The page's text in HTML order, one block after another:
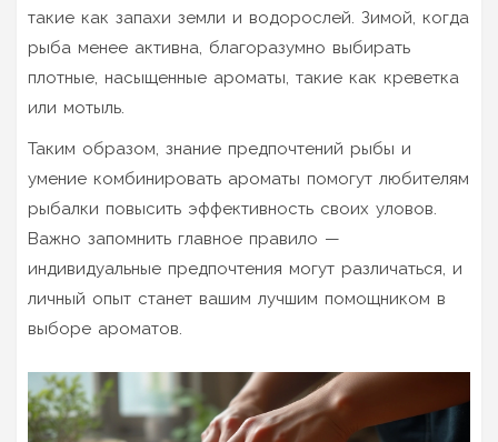
такие как запахи земли и водорослей. Зимой, когда
рыба менее активна, благоразумно выбирать
плотные, насыщенные ароматы, такие как креветка
или мотыль.
Таким образом, знание предпочтений рыбы и
умение комбинировать ароматы помогут любителям
рыбалки повысить эффективность своих уловов.
Важно запомнить главное правило —
индивидуальные предпочтения могут различаться, и
личный опыт станет вашим лучшим помощником в
выборе ароматов.